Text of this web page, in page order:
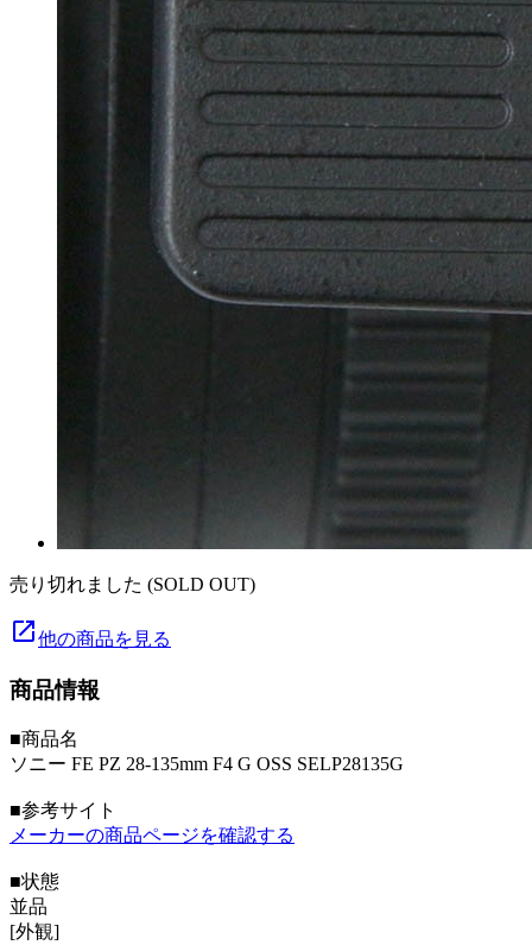
売り切れました (SOLD OUT)
launch他の商品を見る
商品情報
■商品名
ソニー FE PZ 28-135mm F4 G OSS SELP28135G
■参考サイト
メーカーの商品ページを確認する
■状態
並品
[外観]